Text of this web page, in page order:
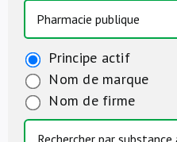
Principe actif
Nom de marque
Nom de firme